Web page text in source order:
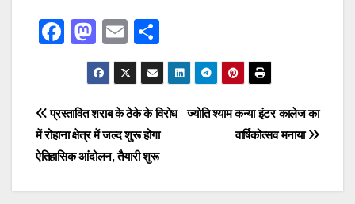
F
e
b
o
o
M
a
st
o
d
o
n
E
m
ail
h
ar
e
Post
navigation
ज्योति श्याम कन्या इंटर कालेज का
वार्षिकोत्सव मनाया
प्रस्तावित शराब के ठेके के विरोध
में रोहाना क्षेत्र में जल्द शुरू होगा
ऐतिहासिक आंदोलन, तैयारी शुरू